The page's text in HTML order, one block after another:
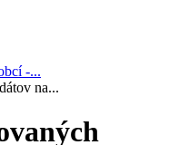
-...
na...